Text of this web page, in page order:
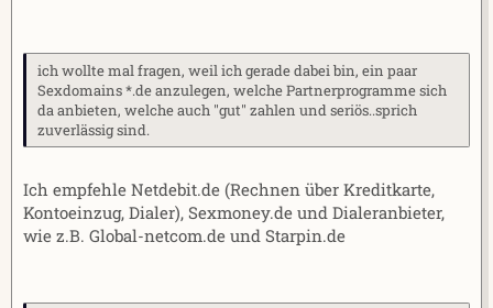
ich wollte mal fragen, weil ich gerade dabei bin, ein paar
Sexdomains *.de anzulegen, welche Partnerprogramme sich
da anbieten, welche auch "gut" zahlen und seriös..sprich
zuverlässig sind.
Ich empfehle Netdebit.de (Rechnen über Kreditkarte,
Kontoeinzug, Dialer), Sexmoney.de und Dialeranbieter,
wie z.B. Global-netcom.de und Starpin.de